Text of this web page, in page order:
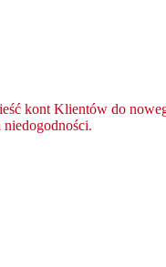
kont Klientów do
niedogodności.